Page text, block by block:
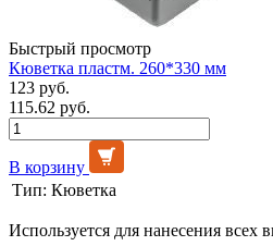
Быстрый просмотр
Кюветка пластм. 260*330 мм
123 руб.
115.62 руб.
В корзину
Тип: Кюветка
Используется для нанесения всех